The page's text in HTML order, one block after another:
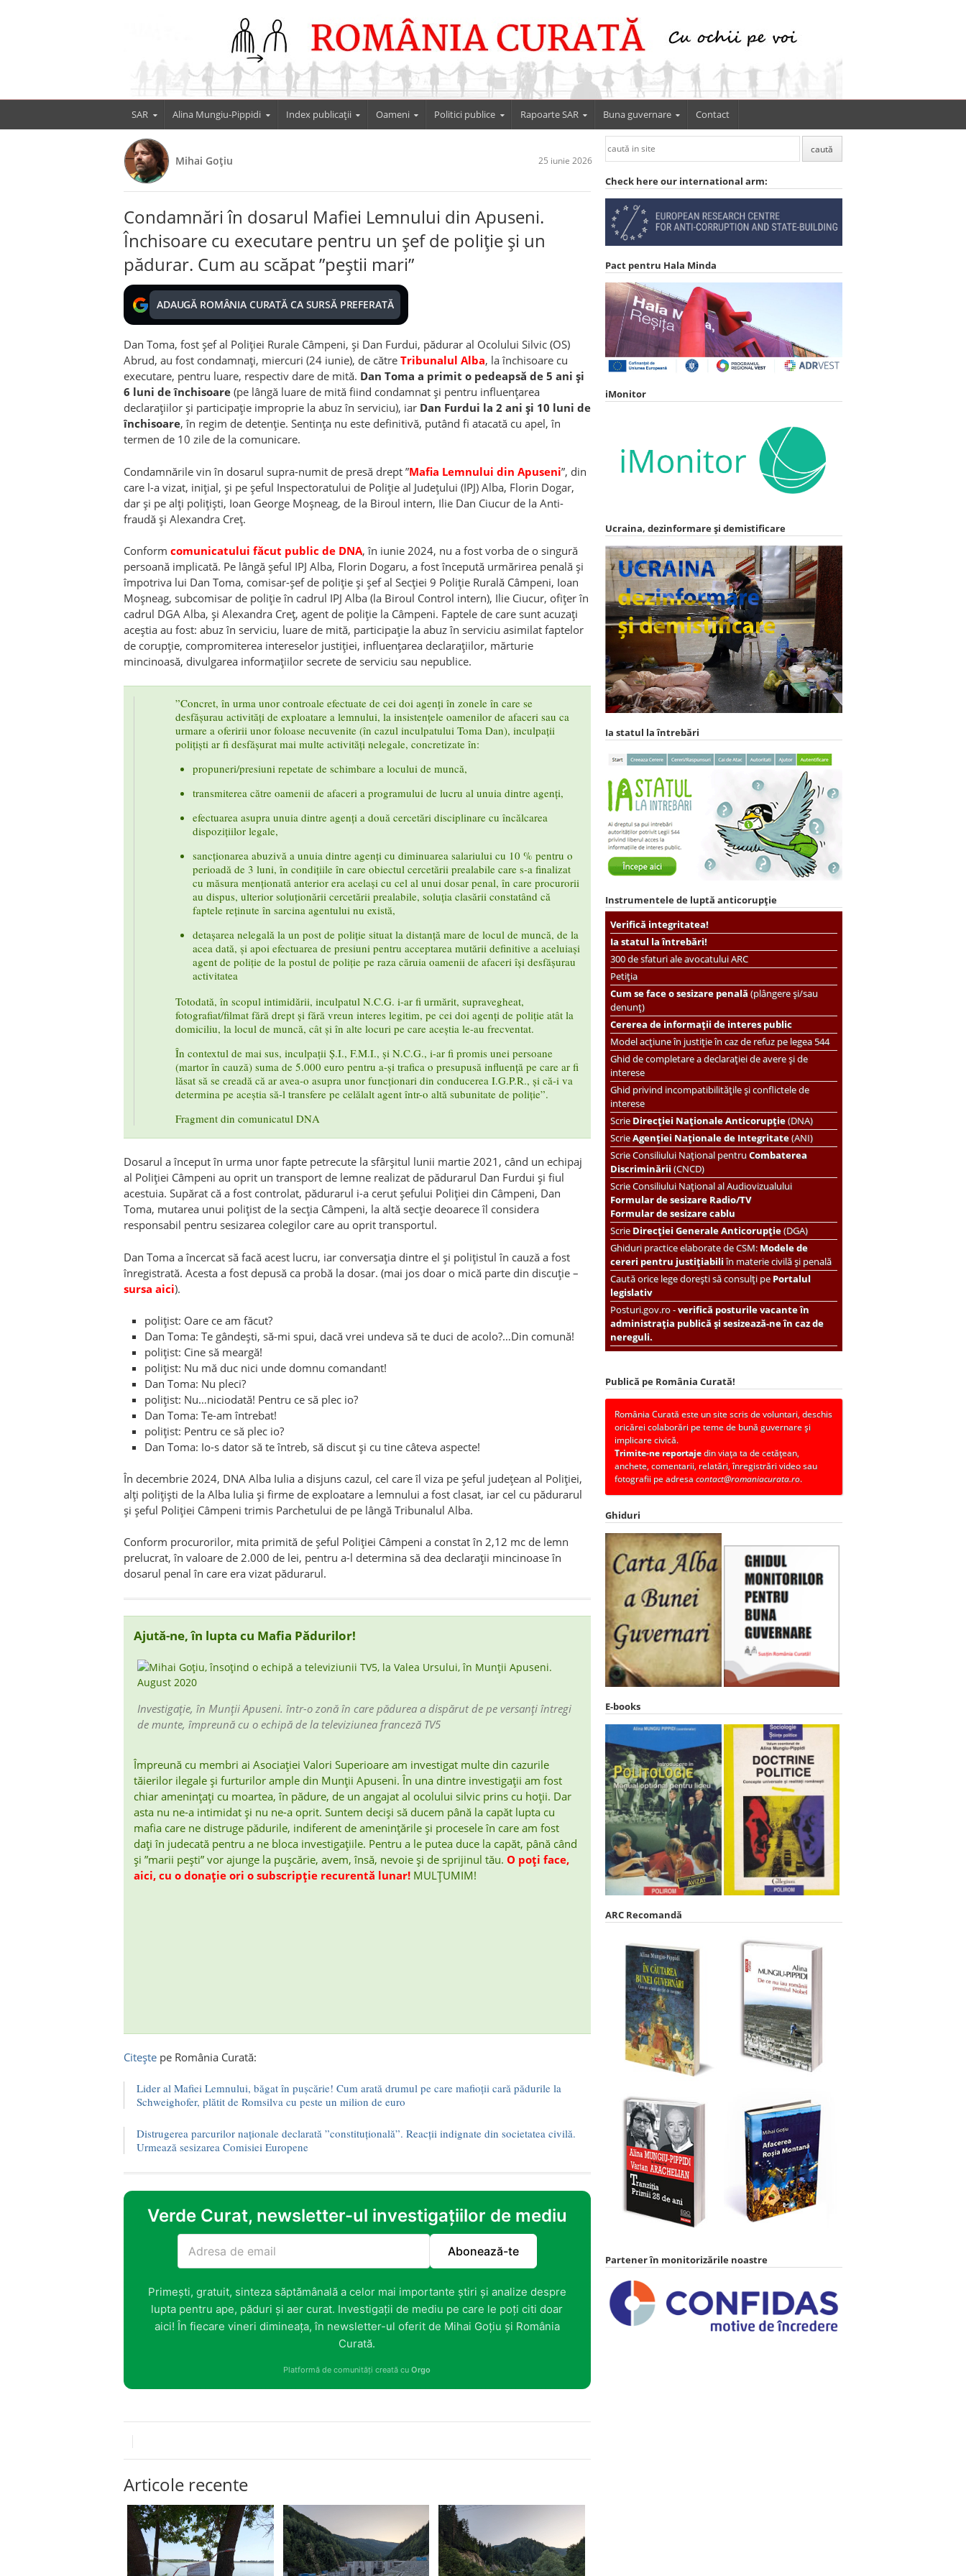
SAR Alina Mungiu-Pippidi Index publicații Oameni Politici publice Rapoarte SAR Buna guvernare Contact
Mihai Goțiu 25 iunie 2026
Condamnări în dosarul Mafiei Lemnului din Apuseni.
Închisoare cu executare pentru un șef de poliție și un
pădurar. Cum au scăpat ”peștii mari”
ADAUGĂ ROMÂNIA CURATĂ CA SURSĂ PREFERATĂ
Dan Toma, fost șef al Poliției Rurale Câmpeni, și Dan Furdui, pădurar al Ocolului Silvic (OS)
Abrud, au fost condamnați, miercuri (24 iunie), de către Tribunalul Alba, la închisoare cu
executare, pentru luare, respectiv dare de mită. Dan Toma a primit o pedeapsă de 5 ani și
6 luni de închisoare (pe lângă luare de mită fiind condamnat și pentru influențarea
declarațiilor și participație improprie la abuz în serviciu), iar Dan Furdui la 2 ani și 10 luni de
închisoare, în regim de detenție. Sentința nu este definitivă, putând fi atacată cu apel, în
termen de 10 zile de la comunicare.
Condamnările vin în dosarul supra-numit de presă drept ”Mafia Lemnului din Apuseni”, din
care l-a vizat, inițial, și pe șeful Inspectoratului de Poliție al Județului (IPJ) Alba, Florin Dogar,
dar și pe alți polițiști, Ioan George Moșneag, de la Biroul intern, Ilie Dan Ciucur de la Anti-
fraudă și Alexandra Creț.
Conform comunicatului făcut public de DNA, în iunie 2024, nu a fost vorba de o singură
persoană implicată. Pe lângă șeful IPJ Alba, Florin Dogaru, a fost începută urmărirea penală și
împotriva lui Dan Toma, comisar-șef de poliție și șef al Secției 9 Poliție Rurală Câmpeni, Ioan
Moșneag, subcomisar de poliție în cadrul IPJ Alba (la Biroul Control intern), Ilie Ciucur, ofițer în
cadrul DGA Alba, și Alexandra Creț, agent de poliție la Câmpeni. Faptele de care sunt acuzați
aceștia au fost: abuz în serviciu, luare de mită, participație la abuz în serviciu asimilat faptelor
de corupție, compromiterea intereselor justiției, influențarea declarațiilor, mărturie
mincinoasă, divulgarea informațiilor secrete de serviciu sau nepublice.
”Concret, în urma unor controale efectuate de cei doi agenți în zonele în care se
desfășurau activități de exploatare a lemnului, la insistențele oamenilor de afaceri sau ca
urmare a oferirii unor foloase necuvenite (în cazul inculpatului Toma Dan), inculpații
polițiști ar fi desfășurat mai multe activități nelegale, concretizate în:
propuneri/presiuni repetate de schimbare a locului de muncă,
transmiterea către oamenii de afaceri a programului de lucru al unuia dintre agenți,
efectuarea asupra unuia dintre agenți a două cercetări disciplinare cu încălcarea
dispozițiilor legale,
sancționarea abuzivă a unuia dintre agenți cu diminuarea salariului cu 10 % pentru o
perioadă de 3 luni, în condițiile în care obiectul cercetării prealabile care s-a finalizat
cu măsura menționată anterior era același cu cel al unui dosar penal, în care procurorii
au dispus, ulterior soluționării cercetării prealabile, soluția clasării constatând că
faptele reținute în sarcina agentului nu există,
detașarea nelegală la un post de poliție situat la distanță mare de locul de muncă, de la
acea dată, și apoi efectuarea de presiuni pentru acceptarea mutării definitive a aceluiași
agent de poliție de la postul de poliție pe raza căruia oamenii de afaceri își desfășurau
activitatea
Totodată, în scopul intimidării, inculpatul N.C.G. i-ar fi urmărit, supravegheat,
fotografiat/filmat fără drept și fără vreun interes legitim, pe cei doi agenți de poliție atât la
domiciliu, la locul de muncă, cât și în alte locuri pe care aceștia le-au frecventat.
În contextul de mai sus, inculpații Ș.I., F.M.I., și N.C.G., i-ar fi promis unei persoane
(martor în cauză) suma de 5.000 euro pentru a-și trafica o presupusă influență pe care ar fi
lăsat să se creadă că ar avea-o asupra unor funcționari din conducerea I.G.P.R., și că-i va
determina pe aceștia să-l transfere pe celălalt agent într-o altă subunitate de poliție”.
Fragment din comunicatul DNA
Dosarul a început în urma unor fapte petrecute la sfârșitul lunii martie 2021, când un echipaj
al Poliției Câmpeni au oprit un transport de lemne realizat de pădurarul Dan Furdui și fiul
acestuia. Supărat că a fost controlat, pădurarul i-a cerut șefului Poliției din Câmpeni, Dan
Toma, mutarea unui polițist de la secția Câmpeni, la altă secție deoarece îl considera
responsabil pentru sesizarea colegilor care au oprit transportul.
Dan Toma a încercat să facă acest lucru, iar conversația dintre el și polițistul în cauză a fost
înregistrată. Acesta a fost depusă ca probă la dosar. (mai jos doar o mică parte din discuție –
sursa aici).
polițist: Oare ce am făcut?
Dan Toma: Te gândești, să-mi spui, dacă vrei undeva să te duci de acolo?…Din comună!
polițist: Cine să meargă!
polițist: Nu mă duc nici unde domnu comandant!
Dan Toma: Nu pleci?
polițist: Nu…niciodată! Pentru ce să plec io?
Dan Toma: Te-am întrebat!
polițist: Pentru ce să plec io?
Dan Toma: Io-s dator să te întreb, să discut și cu tine câteva aspecte!
În decembrie 2024, DNA Alba Iulia a disjuns cazul, cel care îl viza pe șeful județean al Poliției,
alți polițiști de la Alba Iulia și firme de exploatare a lemnului a fost clasat, iar cel cu pădurarul
și șeful Poliției Câmpeni trimis Parchetului de pe lângă Tribunalul Alba.
Conform procurorilor, mita primită de șeful Poliției Câmpeni a constat în 2,12 mc de lemn
prelucrat, în valoare de 2.000 de lei, pentru a-l determina să dea declarații mincinoase în
dosarul penal în care era vizat pădurarul.
Ajută-ne, în lupta cu Mafia Pădurilor!
Investigație, în Munții Apuseni. într-o zonă în care pădurea a dispărut de pe versanți întregi
de munte, împreună cu o echipă de la televiziunea franceză TV5
Împreună cu membri ai Asociației Valori Superioare am investigat multe din cazurile
tăierilor ilegale și furturilor ample din Munții Apuseni. În una dintre investigații am fost
chiar amenințați cu moartea, în pădure, de un angajat al ocolului silvic prins cu hoții. Dar
asta nu ne-a intimidat și nu ne-a oprit. Suntem deciși să ducem până la capăt lupta cu
mafia care ne distruge pădurile, indiferent de amenințările și procesele în care am fost
dați în judecată pentru a ne bloca investigațiile. Pentru a le putea duce la capăt, până când
și ”marii pești” vor ajunge la pușcărie, avem, însă, nevoie și de sprijinul tău.O poți face,
aici, cu o donație ori o subscripție recurentă lunar! MULȚUMIM!
Citește pe România Curată:
Lider al Mafiei Lemnului, băgat în pușcărie! Cum arată drumul pe care mafioții cară pădurile la
Schweighofer, plătit de Romsilva cu peste un milion de euro
Distrugerea parcurilor naționale declarată ”constituțională”. Reacții indignate din societatea civilă.
Urmează sesizarea Comisiei Europene
Verde Curat, newsletter-ul investigațiilor de mediu
Abonează-te
Primești, gratuit, sinteza săptămânală a celor mai importante știri și analize despre
lupta pentru ape, păduri și aer curat. Investigații de mediu pe care le poți citi doar
aici! În fiecare vineri dimineața, în newsletter-ul oferit de Mihai Goțiu și România
Curată.
Platformă de comunități creată cuOrgo
Articole recente
Check here our international arm:
Pact pentru Hala Minda
iMonitor
Ucraina, dezinformare și demistificare
Ia statul la întrebări
Instrumentele de luptă anticorupție
Verifică integritatea!
Ia statul la întrebări!
300 de sfaturi ale avocatului ARC
Petiția
Cum se face o sesizare penală(plângere și/sau
denunț)
Cererea de informații de interes public
Model acțiune în justiție în caz de refuz pe legea 544
Ghid de completare a declarației de avere și de
interese
Ghid privind incompatibilitățile și conflictele de
interese
ScrieDirecției Naționale Anticorupție(DNA)
ScrieAgenției Naționale de Integritate(ANI)
ScrieConsiliului Național pentruCombaterea
Discriminării(CNCD)
Scrie Consiliului Național al Audiovizualului
Formular de sesizare Radio/TV
Formular de sesizare cablu
ScrieDirecției Generale Anticorupție(DGA)
Ghiduri practice elaborate de CSM: Modele de
cereri pentru justițiabiliîn materie civilă și penală
Caută orice lege dorești să consulți pePortalul
legislativ
Posturi.gov.ro -verifică posturile vacante în
administrația publică și sesizează-ne în caz de
nereguli.
Publică pe România Curată!
România Curată este un site scris de voluntari, deschis
oricărei colaborări pe teme de bună guvernare și
implicare civică.
Trimite-ne reportajedin viața ta de cetățean,
anchete, comentarii, relatări, înregistrări video sau
fotografii pe adresacontact@romaniacurata.ro.
Ghiduri
E-books
ARC Recomandă
Partener în monitorizările noastre